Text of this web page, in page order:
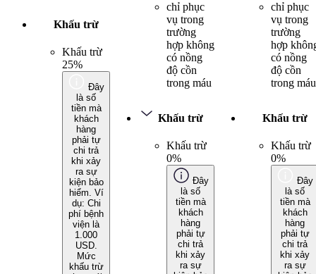
Khấu trừ
Khấu trừ
25%
Đây
là số
tiền mà
khách
hàng
phải tự
chi trả
khi xảy
ra sự
kiện bảo
hiểm. Ví
dụ: Chi
phí bệnh
viện là
1.000
USD.
Mức
khấu trừ
chỉ phục
vụ trong
trường
hợp không
có nồng
độ cồn
trong máu
Khấu trừ
Khấu trừ
0%
Đây
là số
tiền mà
khách
hàng
phải tự
chi trả
khi xảy
ra sự
chỉ phục
vụ trong
trường
hợp
có nồng
độ cồn
trong máu
Khấu trừ
Khấu trừ
0%
Đây
là số
tiền mà
khách
hàng
phải tự
chi trả
khi xảy
ra sự